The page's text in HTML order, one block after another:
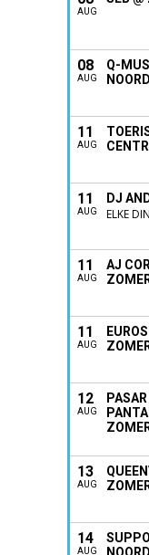
AUG
08
AUG
Q-
11
AUG
11
AUG
DJ
ELKE
11
AUG
AJ
11
AUG
12
AUG
13
AUG
14
AUG